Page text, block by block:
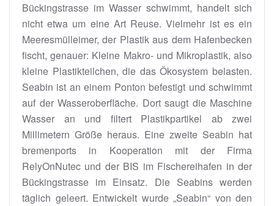
Bückingstrasse im Wasser schwimmt, handelt sich
nicht etwa um eine Art Reuse. Vielmehr ist es ein
Meeresmülleimer, der Plastik aus dem Hafenbecken
fischt, genauer: Kleine Makro- und Mikroplastik, also
kleine Plastikteilchen, die das Ökosystem belasten.
Seabin ist an einem Ponton befestigt und schwimmt
auf der Wasseroberfläche. Dort saugt die Maschine
Wasser an und filtert Plastikpartikel ab zwei
Millimetern Größe heraus. Eine zweite Seabin hat
bremenports in Kooperation mit der Firma
RelyOnNutec und der BIS im Fischereihafen in der
Bückingstrasse im Einsatz. Die Seabins werden
täglich geleert. Entwickelt wurde „Seabin“ von den